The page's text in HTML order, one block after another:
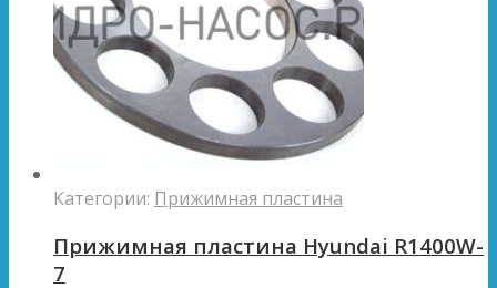
Категории: Прижимная пластина
Прижимная пластина Hyundai R1400W-
7